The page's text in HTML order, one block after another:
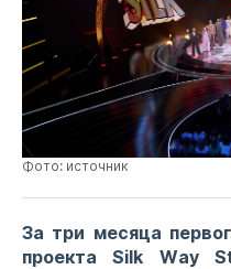
Фото: источник
За три месяца
проектаSilk Way